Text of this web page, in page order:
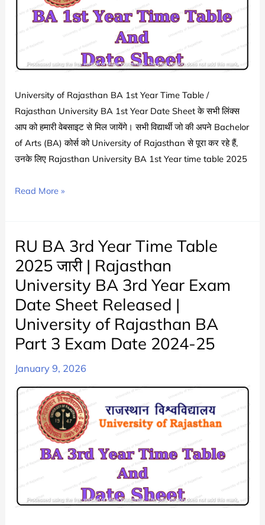
Date
Sheet
Schedule
University of Rajasthan BA 1st Year Time Table /
Rajasthan University BA 1st Year Date Sheet के सभी लिंक्स
आप को हमारी वेबसाइट से मिल जायेंगे। सभी विद्यार्थी जो की अपने Bachelor
of Arts (BA) कोर्स को University of Rajasthan से पूरा कर रहे हैं,
उनके लिए Rajasthan University BA 1st Year time table 2025
Rajasthan
1st
Year
Time
Table
2025
चेक
करे
|
RU
Year
Exam
Date
Sheet
Released
University
Read More »
RU BA 3rd Year Time Table
2025 जारी | Rajasthan
University BA 3rd Year Exam
Date Sheet Released |
University of Rajasthan BA
Part 3 Exam Date 2024-25
January 9, 2026